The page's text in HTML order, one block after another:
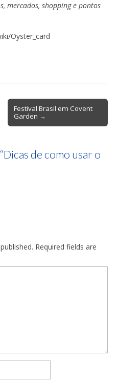
mercados, shopping e pontos
Oyster_card
Festival Brasil em Covent
Garden →
Dicas de como usar o
Required fields are